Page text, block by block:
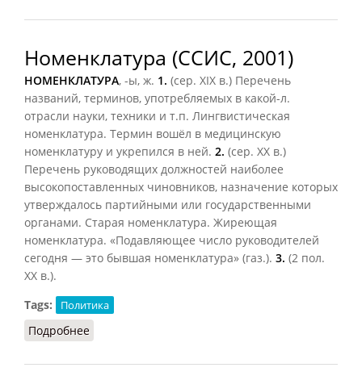
Номенклатура (ССИС, 2001)
НОМЕНКЛАТУРА, -ы, ж. 1. (сер. XIX в.) Перечень
названий, терминов, употребляемых в какой-л.
отрасли науки, техники и т.п. Лингвистическая
номенклатура. Термин вошёл в медицинскую
номенклатуру и укрепился в ней. 2. (сер. XX в.)
Перечень руководящих должностей наиболее
высокопоставленных чиновников, назначение которых
утверждалось партийными или государственными
органами. Старая номенклатура. Жиреющая
номенклатура. «Подавляющее число руководителей
сегодня — это бывшая номенклатура» (газ.). 3. (2 пол.
XX в.).
Tags:
Политика
Подробнее